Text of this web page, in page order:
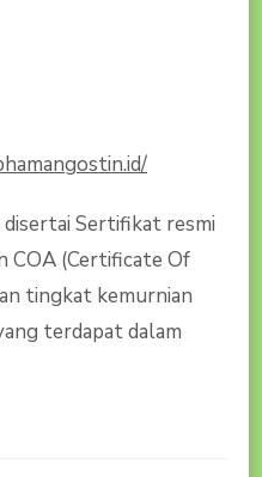
disertai Sertifikat resmi
COA (Certificate Of
tingkat kemurnian
terdapat dalam